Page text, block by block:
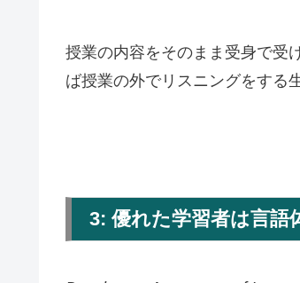
授業の内容をそのまま受身で受
ば授業の外でリスニングをする
3: 優れた学習者は言